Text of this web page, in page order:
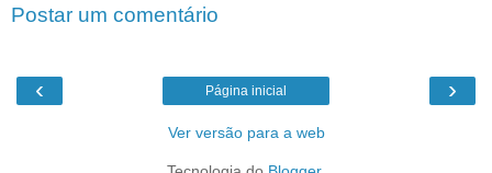
Postar um comentário
‹ ›
Página inicial
Ver versão para a web